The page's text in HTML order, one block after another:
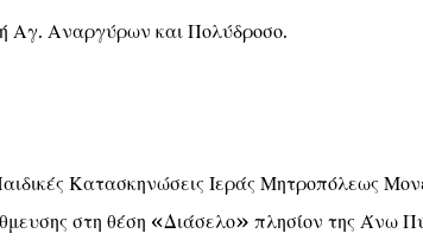
Αγ. Αναργύρων και Πολύδροσο.
Κατασκηνώσεις Ιεράς Μητροπόλεως
στη θέση «Διάσελο» πλησίον της Άνω